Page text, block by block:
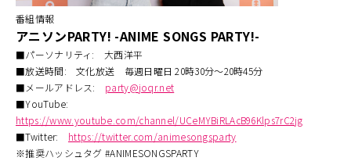
番組情報
アニソンPARTY! -ANIME SONGS PARTY!-
■パーソナリティ: 大西洋平
■放送時間: 文化放送 毎週日曜日 20時30分～20時45分
■メールアドレス: party@joqr.net
■YouTube:
https://www.youtube.com/channel/UCeMYBiRLAcB96Klps7rC2jg
■Twitter: https://twitter.com/animesongsparty
※推奨ハッシュタグ #ANIMESONGSPARTY